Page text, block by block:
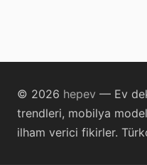
© 2026 hepev — Ev
trendleri, mobilya
ilham verici fikirler.